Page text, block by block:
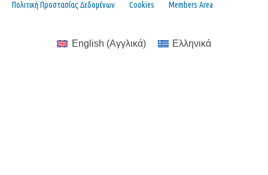
Πολιτική Προστασίας Δεδομένων Cookies Members Area
English (Αγγλικά) Ελληνικά